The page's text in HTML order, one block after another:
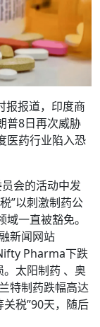
报报道，印度商
普8日再次威胁
医药行业陷入恐
会的活动中发
”以刺激制药公
一直被豁免。
新闻网站
Pharma下跌
太阳制药 、奥
特制药跌幅高达
税”90天，随后